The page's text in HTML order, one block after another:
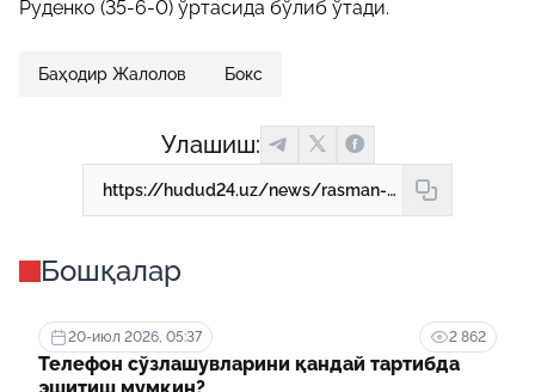
Руденко (35-6-0) ўртасида бўлиб ўтади.
Баҳодир Жалолов Бокс
Улашиш:
https://hudud24.uz/news/rasman-bakhodir-zhalolovning-yangi-tashkilotdagi-birinchi-zhangi-kachon-bulib-utishi-malum
Бошқалар
20-июл 2026, 05:37 2 862
Телефон сўзлашувларини қандай тартибда